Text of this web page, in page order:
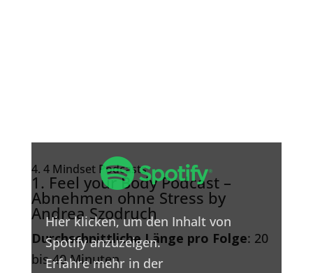
Spotify
anzeigen
Hier klicken, um den Inhalt von
Spotify anzuzeigen.
Erfahre mehr in der
4. 4 Mindset Podcasts
1. Feel your Body Podcast –
Abnehmen ohne Stress by
Andrea Szodruch
Durchschnittliche Länge pro Folge: 20
bis 40 Minuten